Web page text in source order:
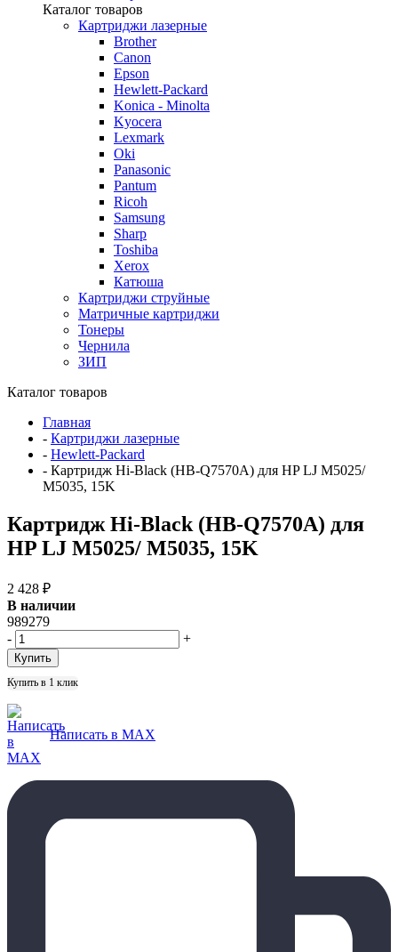
Каталог товаров
Картриджи лазерные
Brother
Canon
Epson
Hewlett-Packard
Konica - Minolta
Kyocera
Lexmark
Oki
Panasonic
Pantum
Ricoh
Samsung
Sharp
Toshiba
Xerox
Катюша
Картриджи струйные
Матричные картриджи
Тонеры
Чернила
ЗИП
Каталог товаров
Главная
- Картриджи лазерные
- Hewlett-Packard
- Картридж Hi-Black (HB-Q7570A) для HP LJ M5025/
M5035, 15K
Картридж Hi-Black (HB-Q7570A) для
HP LJ M5025/ M5035, 15K
2 428 ₽
В наличии
989279
-
+
Купить в 1 клик
Написать в MAX